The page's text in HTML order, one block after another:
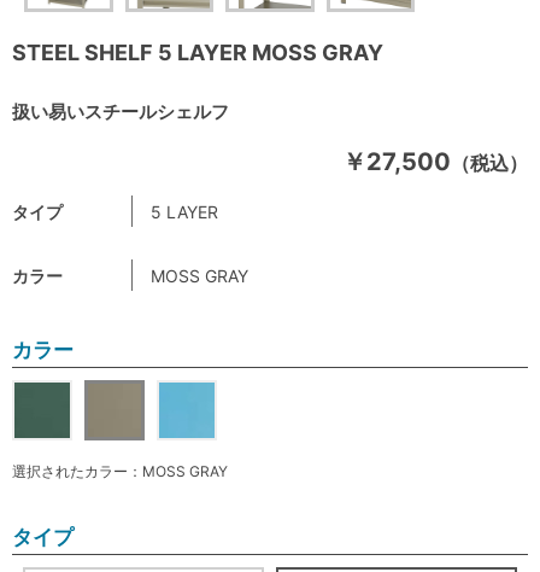
STEEL SHELF 5 LAYER MOSS GRAY
扱い易いスチールシェルフ
￥27,500 （税込）
タイプ 5 LAYER
カラー MOSS GRAY
カラー
選択されたカラー：MOSS GRAY
タイプ